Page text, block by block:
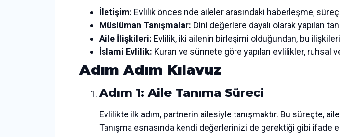
İletişim: Evlilik öncesinde aileler arasındaki haberleşme,
Müslüman Tanışmalar: Dini değerlere dayalı olarak yapılan
Aile İlişkileri: Evlilik, iki ailenin birleşimi olduğundan, bu
İslami Evlilik: Kuran ve sünnete göre yapılan evlilikler, ruhsal
Adım Adım Kılavuz
Adım 1: Aile Tanıma Süreci
Evlilikte ilk adım, partnerin ailesiyle tanışmaktır. Bu süreçte,
Tanışma esnasında kendi değerlerinizi de gerektiği gibi ifade